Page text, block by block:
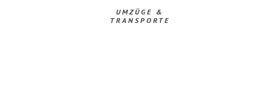
UMZÜGE &
TRANSPORTE